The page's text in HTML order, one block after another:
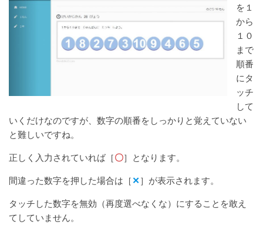
を１
から
１０
まで
順番
にタ
ッチ
して
いくだけなのですが、数字の順番をしっかりと覚えていない
と難しいですね。
正しく入力されていれば［〇］となります。
間違った数字を押した場合は［ ✕］が表示されます。
タッチした数字を無効（再度選べなくな）にすることを敢え
てしていません。